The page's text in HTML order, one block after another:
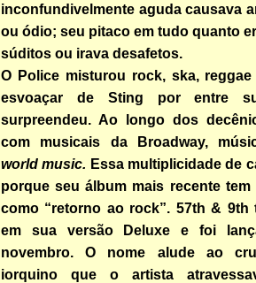
inconfundivelmente aguda causava
ou ódio; seu pitaco em tudo quanto
súditos ou irava desafetos.
O Police misturou rock, ska,
esvoaçar de Sting por entre
surpreendeu. Ao longo dos
com musicais da Broadway,
world music. Essa multiplicidade de
porque seu álbum mais recente
como “retorno ao rock”. 57th & 9th
em sua versão Deluxe e foi
novembro. O nome alude ao
iorquino que o artista